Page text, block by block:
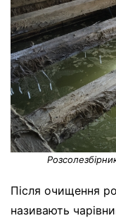
Після очищення
називають